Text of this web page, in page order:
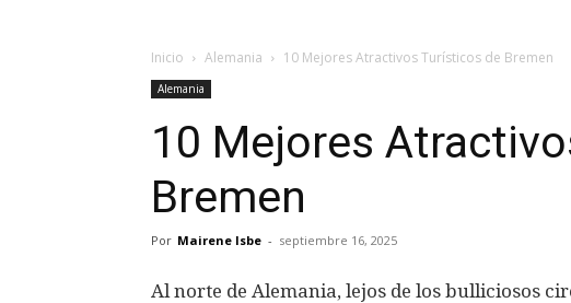
Inicio Alemania 10 Mejores Atractivos Turísticos de Bremen
Alemania
10 Mejores
Bremen
Por Mairene Isbe - septiembre 16, 2025
Al norte de Alemania, lejos de los bulliciosos